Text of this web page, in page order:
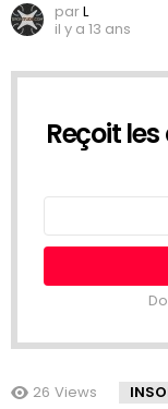
parL
il y a 13 ans
NEWSLETTER
Reçoit
26 Views